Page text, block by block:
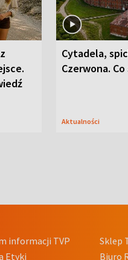
Cytadela,
Czerwona.
Aktualności
informacji TVP
Etyki
Sklep
Biuro